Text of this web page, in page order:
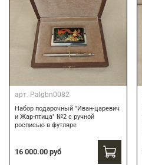
арт. Palgbn0082
Набор подарочный "Иван-царевич
и Жар-птица" №2 с ручной
росписью в футляре
16 000.00 руб